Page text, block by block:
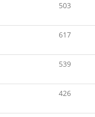
503
617
539
426